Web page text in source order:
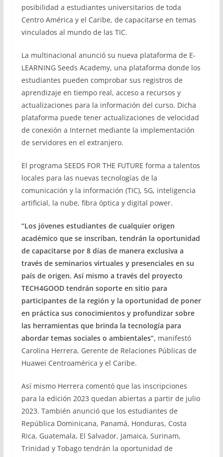
posibilidad a estudiantes universitarios de toda
Centro América y el Caribe, de capacitarse en temas
vinculados al mundo de las TIC.
La multinacional anunció su nueva plataforma de E-
LEARNING Seeds Academy, una plataforma donde los
estudiantes pueden comprobar sus registros de
aprendizaje en tiempo real, acceso a recursos y
actualizaciones para la información del curso. Dicha
plataforma puede tener actualizaciones de velocidad
de conexión a Internet mediante la implementación
de servidores en el extranjero.
El programa SEEDS FOR THE FUTURE forma a talentos
locales para las nuevas tecnologías de la
comunicación y la información (TIC), 5G, inteligencia
artificial, la nube, fibra óptica y digital power.
“Los jóvenes estudiantes de cualquier origen
académico que se inscriban, tendrán la oportunidad
de capacitarse por 8 días de manera exclusiva a
través de seminarios virtuales y presenciales en su
país de origen. Así mismo a través del proyecto
TECH4GOOD tendrán soporte en sitio para
participantes de la región y la oportunidad de poner
en práctica sus conocimientos y profundizar sobre
las herramientas que brinda la tecnología para
abordar temas sociales o ambientales”, manifestó
Carolina Herrera, Gerente de Relaciones Públicas de
Huawei Centroamérica y el Caribe.
Así mismo Herrera comentó que las inscripciones
para la edición 2023 quedan abiertas a partir de julio
2023. También anunció que los estudiantes de
República Dominicana, Panamá, Honduras, Costa
Rica, Guatemala, El Salvador, Jamaica, Surinam,
Trinidad y Tobago tendrán la oportunidad de